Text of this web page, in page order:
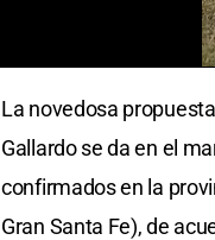
La novedosa
Gallardo se da en el
confirmados en la
Gran Santa Fe), de